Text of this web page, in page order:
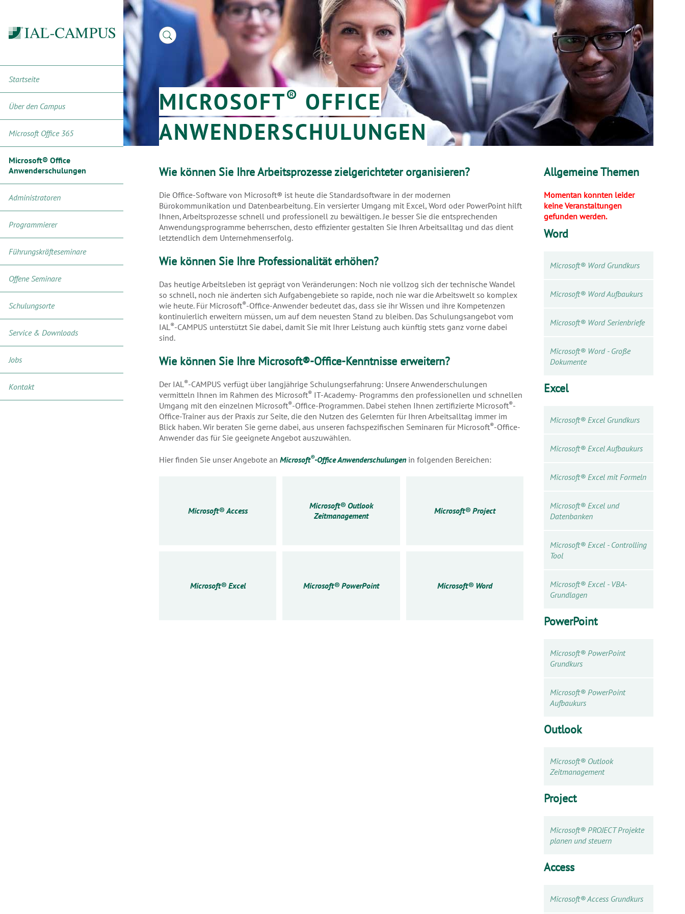
Startseite
Über den Campus
Microsoft Office 365
Microsoft® Office
Anwenderschulungen
Administratoren
Programmierer
Führungskräfteseminare
Offene Seminare
Schulungsorte
Service & Downloads
Jobs
Kontakt
MICROSOFT® OFFICE
ANWENDERSCHULUNGEN
Wie können Sie Ihre Arbeitsprozesse zielgerichteter organisieren?
Die Office-Software von Microsoft® ist heute die Standardsoftware in der modernen
Bürokommunikation und Datenbearbeitung. Ein versierter Umgang mit Excel, Word oder PowerPoint hilft
Ihnen, Arbeitsprozesse schnell und professionell zu bewältigen. Je besser Sie die entsprechenden
Anwendungsprogramme beherrschen, desto effizienter gestalten Sie Ihren Arbeitsalltag und das dient
letztendlich dem Unternehmenserfolg.
Wie können Sie Ihre Professionalität erhöhen?
Das heutige Arbeitsleben ist geprägt von Veränderungen: Noch nie vollzog sich der technische Wandel
so schnell, noch nie änderten sich Aufgabengebiete so rapide, noch nie war die Arbeitswelt so komplex
wie heute. Für Microsoft®-Office-Anwender bedeutet das, dass sie ihr Wissen und ihre Kompetenzen
kontinuierlich erweitern müssen, um auf dem neuesten Stand zu bleiben. Das Schulungsangebot vom
IAL®-CAMPUS unterstützt Sie dabei, damit Sie mit Ihrer Leistung auch künftig stets ganz vorne dabei
sind.
Wie können Sie Ihre Microsoft®-Office-Kenntnisse erweitern?
Der IAL®-CAMPUS verfügt über langjährige Schulungserfahrung: Unsere Anwenderschulungen
vermitteln Ihnen im Rahmen des Microsoft® IT-Academy- Programms den professionellen und schnellen
Umgang mit den einzelnen Microsoft®-Office-Programmen. Dabei stehen Ihnen zertifizierte Microsoft®-
Office-Trainer aus der Praxis zur Seite, die den Nutzen des Gelernten für Ihren Arbeitsalltag immer im
Blick haben. Wir beraten Sie gerne dabei, aus unseren fachspezifischen Seminaren für Microsoft®-Office-
Anwender das für Sie geeignete Angebot auszuwählen.
Hier finden Sie unser Angebote an Microsoft®-Office Anwenderschulungen in folgenden Bereichen:
Microsoft® Access
Microsoft® Excel
Microsoft® Outlook
Zeitmanagement
Microsoft® PowerPoint
Microsoft® Project
Microsoft® Word
Allgemeine Themen
Momentan konnten leider
keine Veranstaltungen
gefunden werden.
Word
Microsoft® Word Grundkurs
Microsoft® Word Aufbaukurs
Microsoft® Word Serienbriefe
Microsoft® Word - Große
Dokumente
Excel
Microsoft® Excel Grundkurs
Microsoft® Excel Aufbaukurs
Microsoft® Excel mit Formeln
Microsoft® Excel und
Datenbanken
Microsoft® Excel - Controlling
Tool
Microsoft® Excel - VBA-
Grundlagen
PowerPoint
Microsoft® PowerPoint
Grundkurs
Microsoft® PowerPoint
Aufbaukurs
Outlook
Microsoft® Outlook
Zeitmanagement
Project
Microsoft® PROJECT Projekte
planen und steuern
Access
Microsoft® Access Grundkurs